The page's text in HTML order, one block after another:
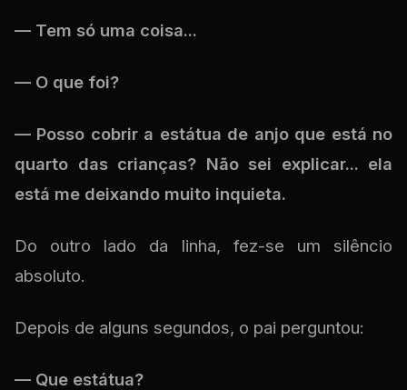
— Tem só uma coisa...
— O que foi?
— Posso cobrir a estátua de anjo que está no
quarto das crianças? Não sei explicar... ela
está me deixando muito inquieta.
Do outro lado da linha, fez-se um silêncio
absoluto.
Depois de alguns segundos, o pai perguntou:
— Que estátua?